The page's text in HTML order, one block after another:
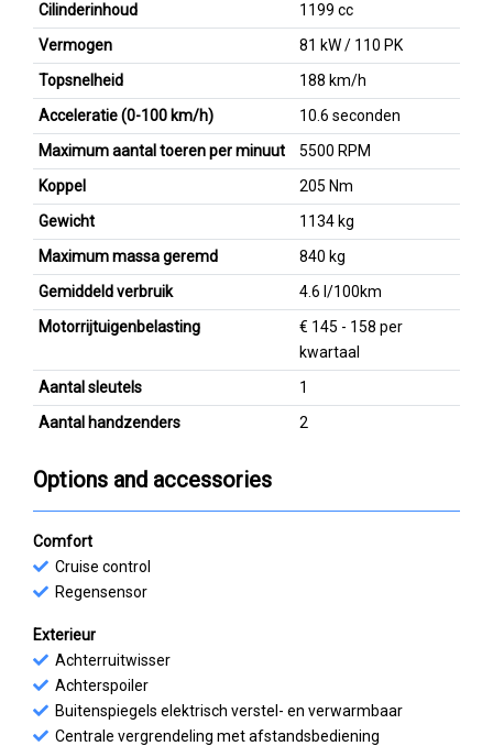
Cilinderinhoud
1199 cc
Vermogen
81 kW / 110 PK
Topsnelheid
188 km/h
Acceleratie (0-100 km/h)
10.6 seconden
Maximum aantal toeren per minuut
5500 RPM
Koppel
205 Nm
Gewicht
1134 kg
Maximum massa geremd
840 kg
Gemiddeld verbruik
4.6 l/100km
Motorrijtuigenbelasting
€ 145 - 158 per
kwartaal
Aantal sleutels
1
Aantal handzenders
2
Options and accessories
Comfort
Cruise control
Regensensor
Exterieur
Achterruitwisser
Achterspoiler
Buitenspiegels elektrisch verstel- en verwarmbaar
Centrale vergrendeling met afstandsbediening